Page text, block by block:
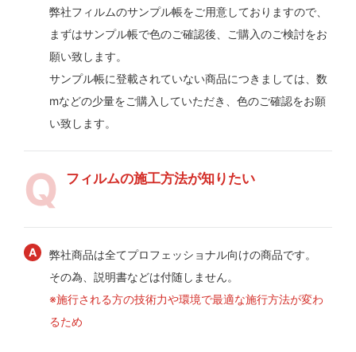
弊社フィルムのサンプル帳をご用意しておりますので、
まずはサンプル帳で色のご確認後、ご購入のご検討をお
願い致します。
サンプル帳に登載されていない商品につきましては、数
mなどの少量をご購入していただき、色のご確認をお願
い致します。
フィルムの施工方法が知りたい
弊社商品は全てプロフェッショナル向けの商品です。
その為、説明書などは付随しません。
※施行される方の技術力や環境で最適な施行方法が変わ
るため